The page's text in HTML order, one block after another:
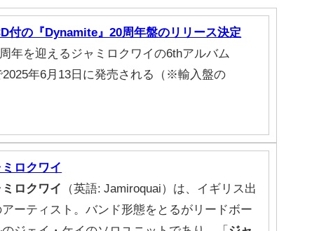
付の『Dynamite』20周年盤のリリース決定
年を迎えるジャミロクワイの6thアルバム
2025年6月13日に発売される（※輸入盤の
ロクワイ
ロクワイ
（英語: Jamiroquai）は、イギリス出
ーティスト。バンド形態をとるがリードボー